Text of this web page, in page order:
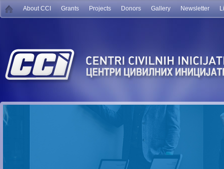
About CCI Grants Projects Donors Gallery Newsletter